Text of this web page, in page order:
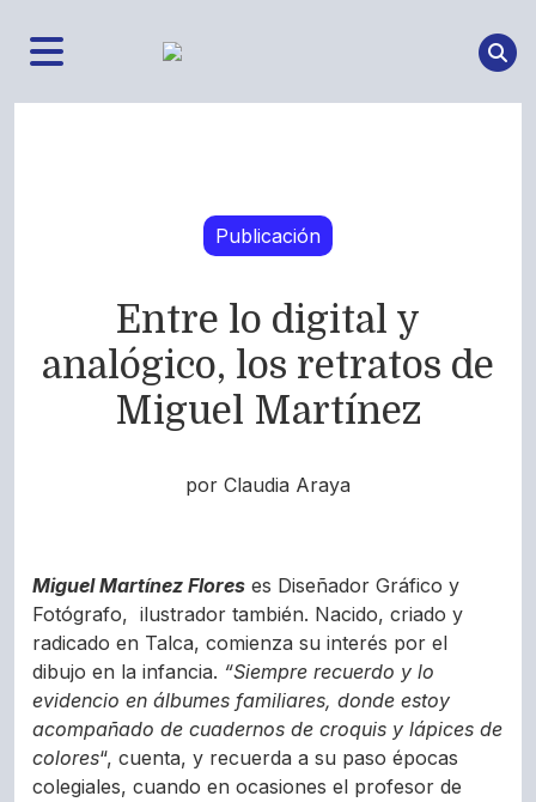
Publicación
Entre lo digital y
analógico, los retratos de
Miguel Martínez
por Claudia Araya
Miguel Martínez Flores es Diseñador Gráfico y
Fotógrafo, ilustrador también. Nacido, criado y
radicado en Talca, comienza su interés por el
dibujo en la infancia. “Siempre recuerdo y lo
evidencio en álbumes familiares, donde estoy
acompañado de cuadernos de croquis y lápices de
colores“, cuenta, y recuerda a su paso épocas
colegiales, cuando en ocasiones el profesor de